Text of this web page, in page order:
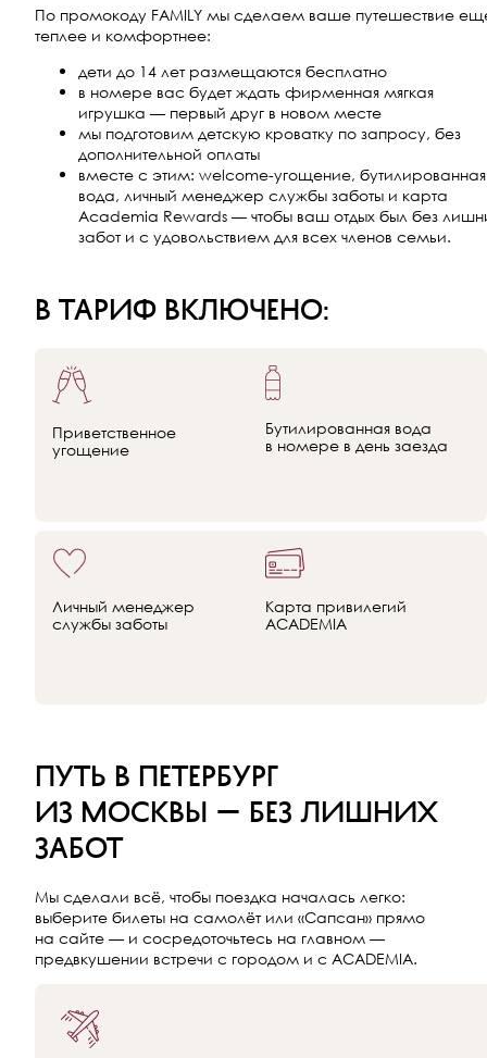
По промокоду FAMILY мы сделаем ваше путешествие
теплее и комфортнее:
дети до 14 лет размещаются бесплатно
в номере вас будет ждать фирменная мягкая
игрушка — первый друг в новом месте
мы подготовим детскую кроватку по запросу, без
дополнительной оплаты
вместе с этим: welcome-угощение, бутилированная
вода, личный менеджер службы заботы и карта
Academia Rewards — чтобы ваш отдых был без
забот и с удовольствием для всех членов семьи.
в тариф включено:
Приветственное
угощение
Бутилированная вода
в номере в день заезда
Личный менеджер
службы заботы
Карта привилегий
ACADEMIA
Путь в Петербург
из Москвы — без лишних
забот
Мы сделали всё, чтобы поездка началась легко:
выберите билеты на самолёт или «Сапсан» прямо
на сайте — и сосредоточьтесь на главном —
предвкушении встречи с городом и с ACADEMIA.